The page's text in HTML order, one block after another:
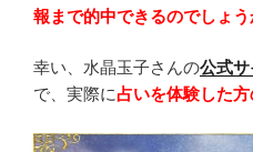
報まで的中できるのでしょう
幸い、水晶玉子さんの公式サ
で、実際に占いを体験した方